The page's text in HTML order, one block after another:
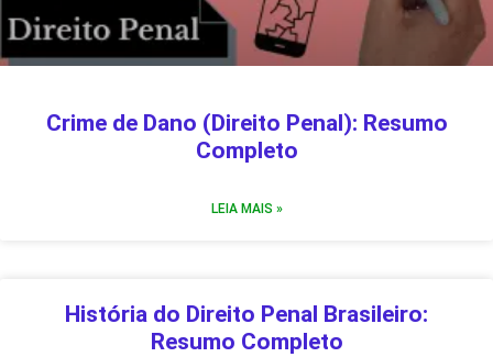
Crime de Dano (Direito Penal): Resumo
Completo
LEIA MAIS »
História do Direito Penal Brasileiro:
Resumo Completo